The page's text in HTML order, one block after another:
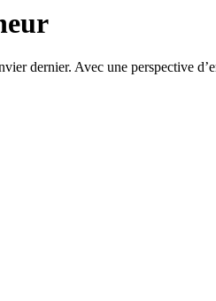
dernier. Avec une perspective